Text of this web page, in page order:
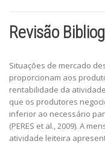
Revisão
Situações de mercado
proporcionam aos
rentabilidade da
que os produtores
inferior ao necessário
(PERES et al., 2009). A
atividade leiteira